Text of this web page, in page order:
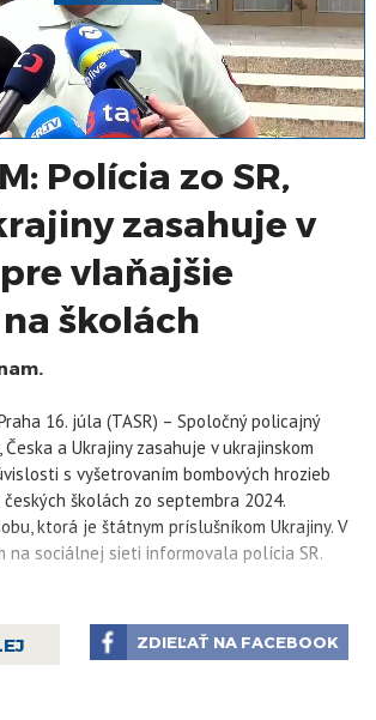
Polícia zo SR,
zasahuje v
vlaňajšie
školách
16. júla (TASR) – Spoločný policajný
a Ukrajiny zasahuje v ukrajinskom
s vyšetrovaním bombových hrozieb
školách zo septembra 2024.
ktorá je štátnym príslušníkom Ukrajiny. V
na sociálnej sieti informovala polícia SR.
centrálou a vládnou kybernetickou
od skorých ranných hodín
ZDIEĽAŤ NA FACEBOOK